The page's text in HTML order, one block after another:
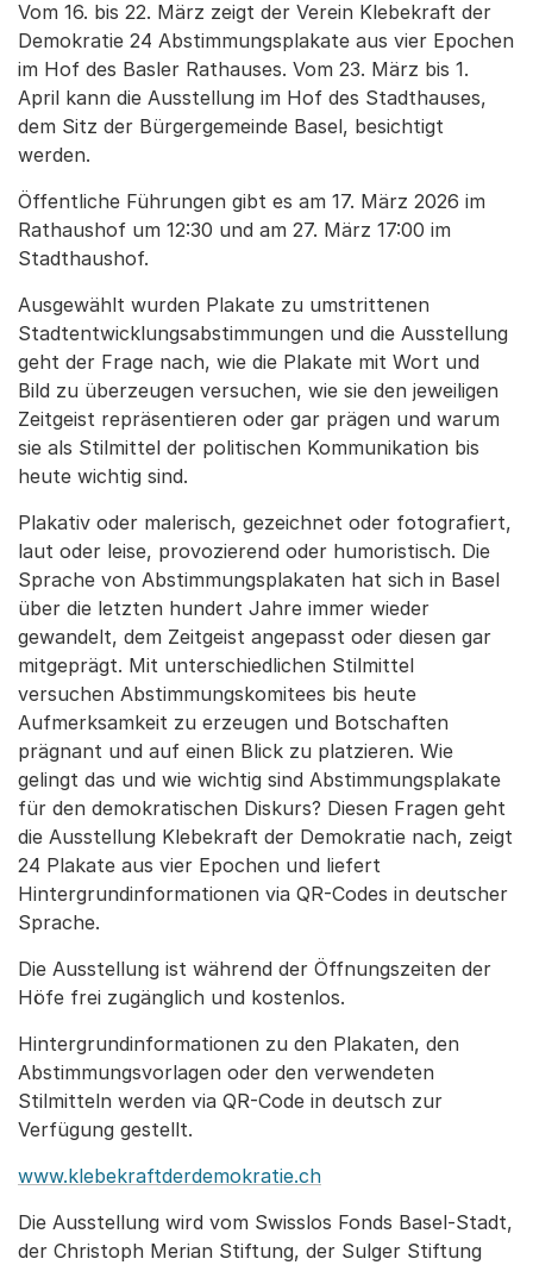
Vom 16. bis 22. März zeigt der Verein Klebekraft der
Demokratie 24 Abstimmungsplakate aus vier Epochen
im Hof des Basler Rathauses. Vom 23. März bis 1.
April kann die Ausstellung im Hof des Stadthauses,
dem Sitz der Bürgergemeinde Basel, besichtigt
werden.
Öffentliche Führungen gibt es am 17. März 2026 im
Rathaushof um 12:30 und am 27. März 17:00 im
Stadthaushof.
Ausgewählt wurden Plakate zu umstrittenen
Stadtentwicklungsabstimmungen und die Ausstellung
geht der Frage nach, wie die Plakate mit Wort und
Bild zu überzeugen versuchen, wie sie den jeweiligen
Zeitgeist repräsentieren oder gar prägen und warum
sie als Stilmittel der politischen Kommunikation bis
heute wichtig sind.
Plakativ oder malerisch, gezeichnet oder fotografiert,
laut oder leise, provozierend oder humoristisch. Die
Sprache von Abstimmungsplakaten hat sich in Basel
über die letzten hundert Jahre immer wieder
gewandelt, dem Zeitgeist angepasst oder diesen gar
mitgeprägt. Mit unterschiedlichen Stilmittel
versuchen Abstimmungskomitees bis heute
Aufmerksamkeit zu erzeugen und Botschaften
prägnant und auf einen Blick zu platzieren. Wie
gelingt das und wie wichtig sind Abstimmungsplakate
für den demokratischen Diskurs? Diesen Fragen geht
die Ausstellung Klebekraft der Demokratie nach, zeigt
24 Plakate aus vier Epochen und liefert
Hintergrundinformationen via QR-Codes in deutscher
Sprache.
Die Ausstellung ist während der Öffnungszeiten der
Höfe frei zugänglich und kostenlos.
Hintergrundinformationen zu den Plakaten, den
Abstimmungsvorlagen oder den verwendeten
Stilmitteln werden via QR-Code in deutsch zur
Verfügung gestellt.
www.klebekraftderdemokratie.ch
Die Ausstellung wird vom Swisslos Fonds Basel-Stadt,
der Christoph Merian Stiftung, der Sulger Stiftung